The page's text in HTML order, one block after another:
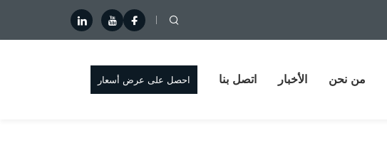
من نحن الأخبار اتصل بنا احصل على عرض أسعار